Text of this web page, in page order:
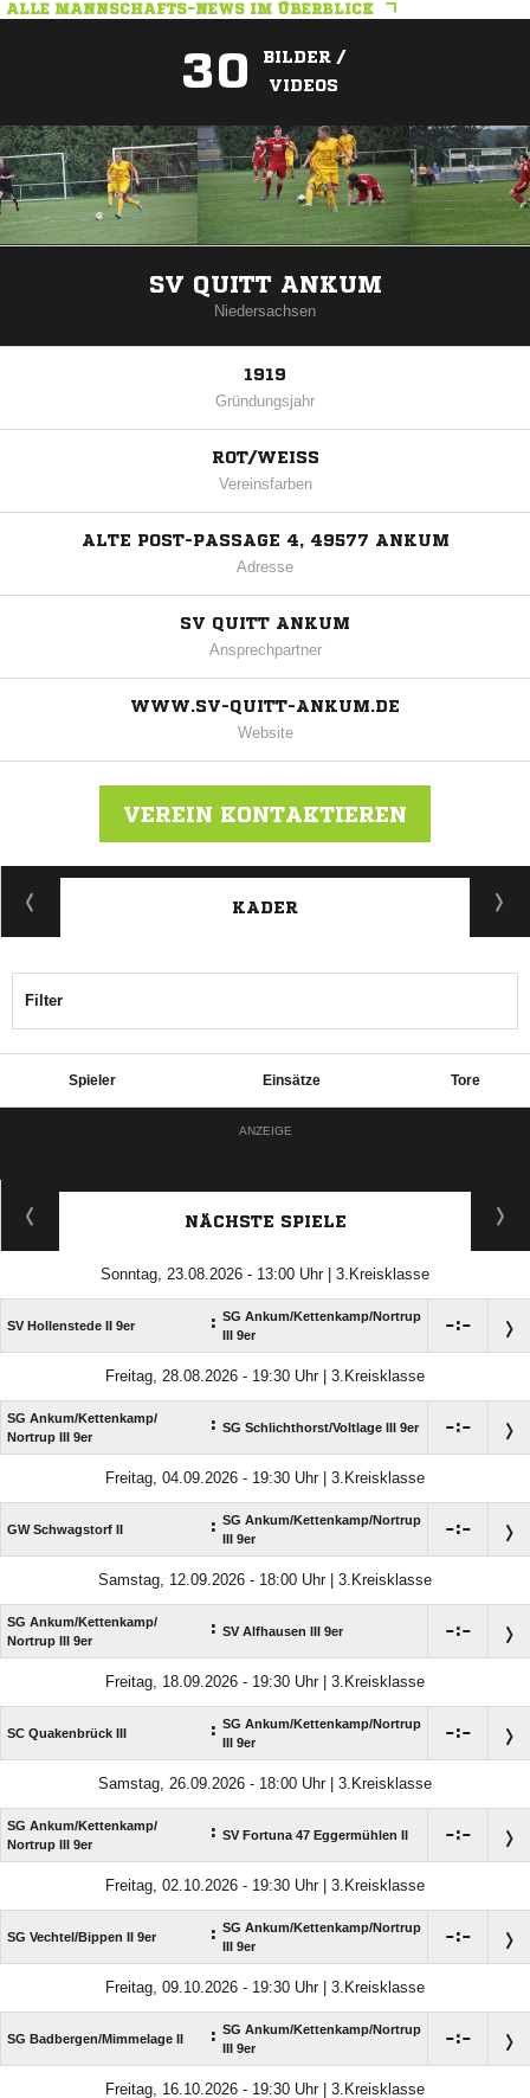
ALLE MANNSCHAFTS-NEWS IM ÜBERBLICK
30
BILDER /
VIDEOS
SV QUITT ANKUM
Niedersachsen
1919
Gründungsjahr
ROT/WEISS
Vereinsfarben
ALTE POST-PASSAGE 4, 49577 ANKUM
Adresse
SV QUITT ANKUM
Ansprechpartner
WWW.SV-QUITT-ANKUM.DE
Website
VEREIN KONTAKTIEREN
Nachricht an SV Quitt Ankum
* Pflichtfelder
KADER
Filter
Spieler Einsätze Tore
ANZEIGE
NÄCHSTE SPIELE
Sonntag, 23.08.2026 - 13:00 Uhr | 3.Kreisklasse
SV Hollenstede II 9er : SG Ankum/​Kettenkamp/​Nortrup
III 9er
:
Freitag, 28.08.2026 - 19:30 Uhr | 3.Kreisklasse
SG Ankum/​Kettenkamp/​
Nortrup III 9er
: SG Schlichthorst/​Voltlage III 9er :
Freitag, 04.09.2026 - 19:30 Uhr | 3.Kreisklasse
GW Schwagstorf II : SG Ankum/​Kettenkamp/​Nortrup
III 9er
:
Samstag, 12.09.2026 - 18:00 Uhr | 3.Kreisklasse
SG Ankum/​Kettenkamp/​
Nortrup III 9er
: SV Alfhausen III 9er :
Freitag, 18.09.2026 - 19:30 Uhr | 3.Kreisklasse
SC Quakenbrück III : SG Ankum/​Kettenkamp/​Nortrup
III 9er
:
Samstag, 26.09.2026 - 18:00 Uhr | 3.Kreisklasse
SG Ankum/​Kettenkamp/​
Nortrup III 9er
: SV Fortuna 47 Eggermühlen II :
Freitag, 02.10.2026 - 19:30 Uhr | 3.Kreisklasse
SG Vechtel/​Bippen II 9er : SG Ankum/​Kettenkamp/​Nortrup
III 9er
:
Freitag, 09.10.2026 - 19:30 Uhr | 3.Kreisklasse
SG Badbergen/​Mimmelage II : SG Ankum/​Kettenkamp/​Nortrup
III 9er
:
Freitag, 16.10.2026 - 19:30 Uhr | 3.Kreisklasse